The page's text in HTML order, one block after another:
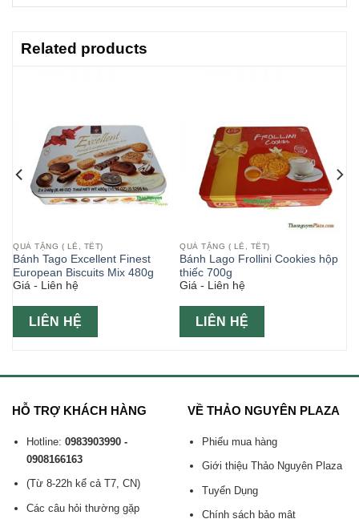
Related products
QUÀ TẶNG ( LỄ, TẾT)
Bánh Tago Excellent Finest
European Biscuits Mix 480g
Giá - Liên hệ
LIÊN HỆ
QUÀ TẶNG ( LỄ, TẾT)
Bánh Lago Frollini Cookies hộp
thiếc 700g
Giá - Liên hệ
LIÊN HỆ
HỖ TRỢ KHÁCH HÀNG
Hotline: 0983903990 -
0908166163
(Từ 8-22h kể cả T7, CN)
Các câu hỏi thường gặp
VỀ THẢO NGUYÊN PLAZA
Phiếu mua hàng
Giới thiệu Thảo Nguyên Plaza
Tuyển Dụng
Chính sách bảo mật